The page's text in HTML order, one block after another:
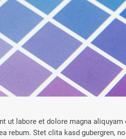
ut labore et dolore magna aliquyam
rebum. Stet clita kasd gubergren,